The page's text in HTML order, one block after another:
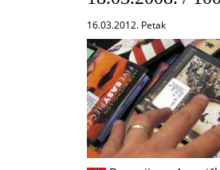
16.03.2012. Petak